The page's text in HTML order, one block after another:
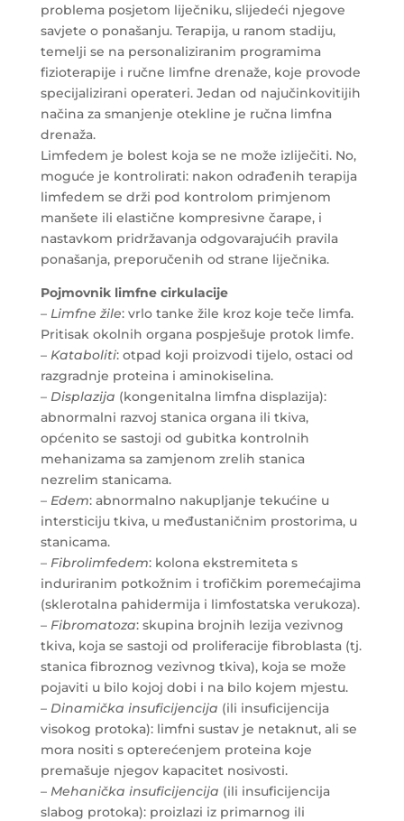
problema posjetom liječniku, slijedeći njegove
savjete o ponašanju. Terapija, u ranom stadiju,
temelji se na personaliziranim programima
fizioterapije i ručne limfne drenaže, koje provode
specijalizirani operateri. Jedan od najučinkovitijih
načina za smanjenje otekline je ručna limfna
drenaža.
Limfedem je bolest koja se ne može izliječiti. No,
moguće je kontrolirati: nakon odrađenih terapija
limfedem se drži pod kontrolom primjenom
manšete ili elastične kompresivne čarape, i
nastavkom pridržavanja odgovarajućih pravila
ponašanja, preporučenih od strane liječnika.
Pojmovnik limfne cirkulacije
– Limfne žile: vrlo tanke žile kroz koje teče limfa.
Pritisak okolnih organa pospješuje protok limfe.
– Kataboliti: otpad koji proizvodi tijelo, ostaci od
razgradnje proteina i aminokiselina.
– Displazija (kongenitalna limfna displazija):
abnormalni razvoj stanica organa ili tkiva,
općenito se sastoji od gubitka kontrolnih
mehanizama sa zamjenom zrelih stanica
nezrelim stanicama.
– Edem: abnormalno nakupljanje tekućine u
intersticiju tkiva, u međustaničnim prostorima, u
stanicama.
– Fibrolimfedem: kolona ekstremiteta s
induriranim potkožnim i trofičkim poremećajima
(sklerotalna pahidermija i limfostatska verukoza).
– Fibromatoza: skupina brojnih lezija vezivnog
tkiva, koja se sastoji od proliferacije fibroblasta (tj.
stanica fibroznog vezivnog tkiva), koja se može
pojaviti u bilo kojoj dobi i na bilo kojem mjestu.
– Dinamička insuficijencija (ili insuficijencija
visokog protoka): limfni sustav je netaknut, ali se
mora nositi s opterećenjem proteina koje
premašuje njegov kapacitet nosivosti.
– Mehanička insuficijencija (ili insuficijencija
slabog protoka): proizlazi iz primarnog ili